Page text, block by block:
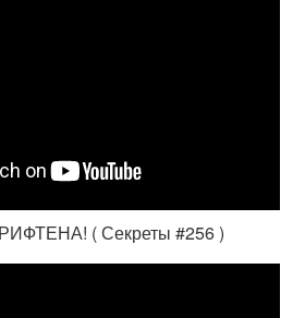
( Секреты #256 )